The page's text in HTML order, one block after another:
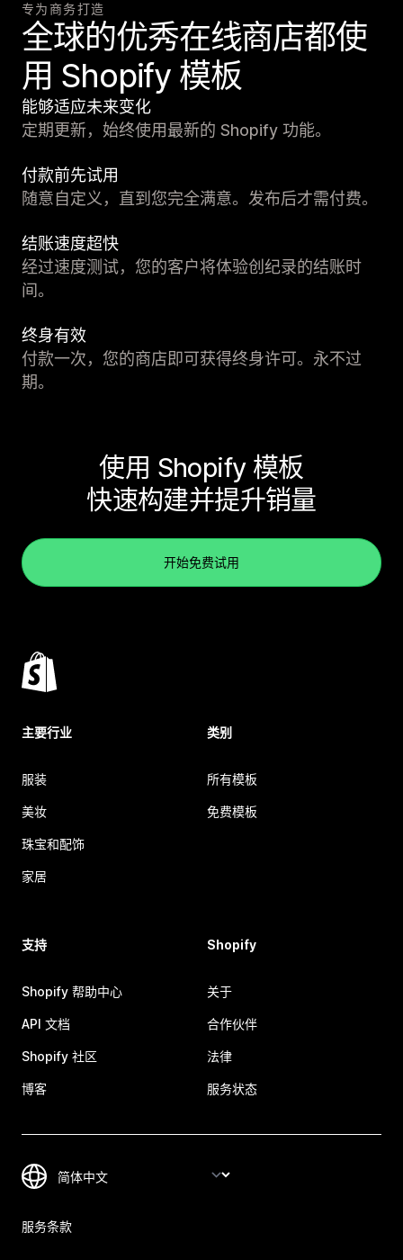
专为商务打造
全球的优秀在线商店都使
用 Shopify 模板
能够适应未来变化
定期更新，始终使用最新的 Shopify 功能。
付款前先试用
随意自定义，直到您完全满意。发布后才需付费。
结账速度超快
经过速度测试，您的客户将体验创纪录的结账时
间。
终身有效
付款一次，您的商店即可获得终身许可。永不过
期。
使用 Shopify 模板
快速构建并提升销量
开始免费试用
主要行业
服装
美妆
珠宝和配饰
家居
类别
所有模板
免费模板
支持
Shopify 帮助中心
API 文档
Shopify 社区
博客
Shopify
关于
合作伙伴
法律
服务状态
服务条款